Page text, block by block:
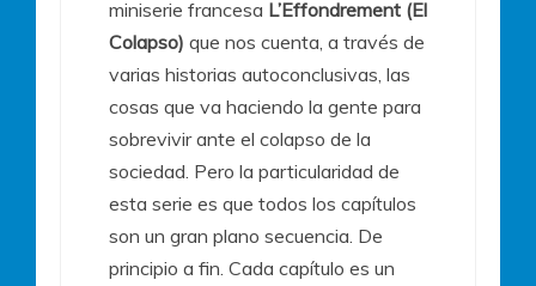
miniserie francesa L’Effondrement (El
Colapso) que nos cuenta, a través de
varias historias autoconclusivas, las
cosas que va haciendo la gente para
sobrevivir ante el colapso de la
sociedad. Pero la particularidad de
esta serie es que todos los capítulos
son un gran plano secuencia. De
principio a fin. Cada capítulo es un